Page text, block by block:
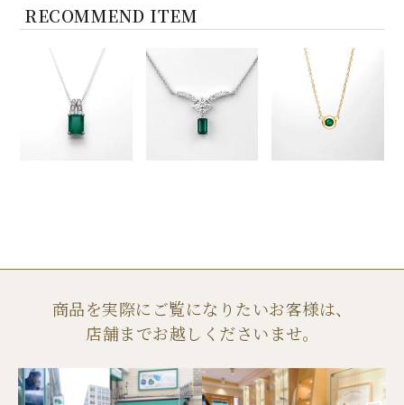
RECOMMEND ITEM
商品を実際にご覧になりたいお客様は、
店舗までお越しくださいませ。